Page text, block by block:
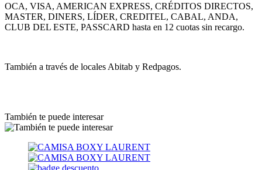
OCA, VISA, AMERICAN EXPRESS, CRÉDITOS DIRECTOS,
MASTER, DINERS, LÍDER, CREDITEL, CABAL, ANDA,
CLUB DEL ESTE, PASSCARD hasta en 12 cuotas sin recargo.
También a través de locales Abitab y Redpagos.
También te puede interesar